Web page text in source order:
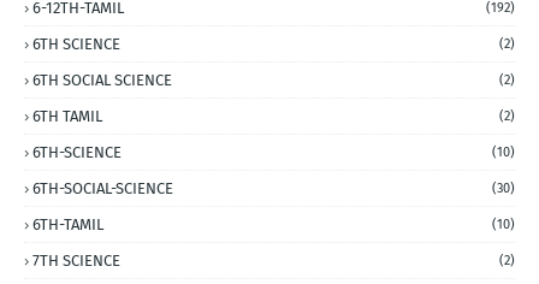
6-12TH-TAMIL (192)
6TH SCIENCE (2)
6TH SOCIAL SCIENCE (2)
6TH TAMIL (2)
6TH-SCIENCE (10)
6TH-SOCIAL-SCIENCE (30)
6TH-TAMIL (10)
7TH SCIENCE (2)